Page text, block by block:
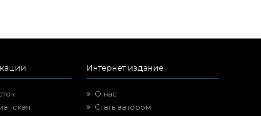
Интернет издание
О нас
Стать автором